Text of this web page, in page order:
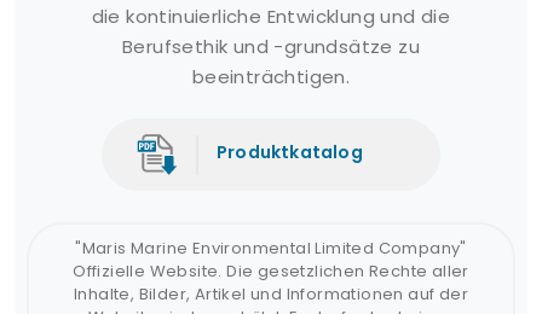
die kontinuierliche Entwicklung und die
Berufsethik und -grundsätze zu
beeinträchtigen.
Produktkatalog
"Maris Marine Environmental Limited Company"
Offizielle Website. Die gesetzlichen Rechte aller
Inhalte, Bilder, Artikel und Informationen auf der